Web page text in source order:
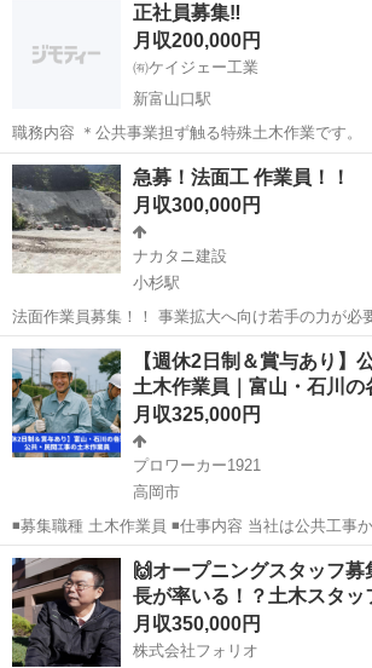
正社員募集‼️
月収200,000円
㈲ケイジェー工業
新富山口駅
職務内容 ＊公共事業担ず触る特殊土木作業です。 ・ボーリング工事
など ・主な作業現場 富山県内 （会社に集合
ます） ・県外出張有（年２．３回） ＊資格取得可能です ・玉掛
け、移動式クレーン、車...
富山 富山市 新富山口駅 その他
急募！法面工 作業員！！
月収300,000円
ナカタニ建設
小杉駅
法面作業員募集！！ 事業拡大へ向け若手の力が必要です！！ ぜひ力を
貸して下さい！ 仕事が多すぎて人数が足りていま
主に災害復旧 災害防止で山の法面(のりめん）保
事は1つ1つ教えます！...
富山 富山市 小杉駅 その他 法面
【週休2日制＆賞与あり】
土木作業員｜富山・石川の
月収325,000円
プロワーカー1921
高岡市
◾️募集職種 土木作業員 ◾️仕事内容 当社は公共工事から民間工事まで幅
広い現場に対応しています。 【主な業務内容】 ・公共工事：暗渠排水
工事、ほ場整備に伴うパイプライン工事 ・民間工
コ...
富山 高岡市 その他 事務所
🙌オープニングスタッフ
長が率いる！？土木スタッ
月収350,000円
株式会社フォリオ